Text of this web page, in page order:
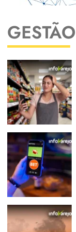
GESTÃO